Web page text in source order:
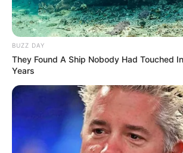
BUZZ DAY
They Found A Ship Nobody Had Touched
Years